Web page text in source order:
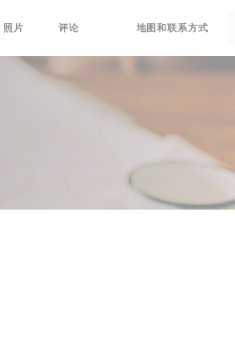
照片 评论
((在新窗口中打开))
((在新窗口中打开))
地图和联系方式